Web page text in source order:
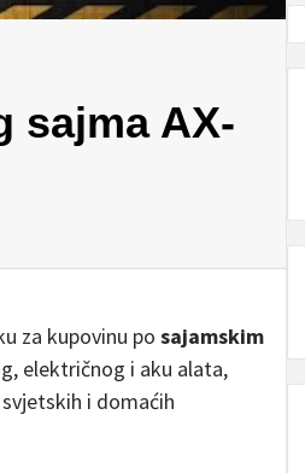
sajma AX-
za kupovinu po sajamskim
električnog i aku alata,
i domaćih